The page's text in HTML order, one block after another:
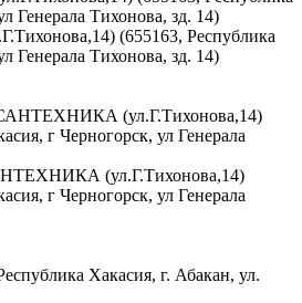
(655163, Республика
Генерала Тихонова, зд. 14)
(ул.Г.Тихонова,14)
г Черногорск, ул Генерала